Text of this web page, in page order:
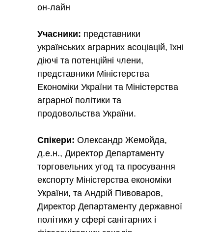
он-лайн
Учасники: представники
українських аграрних асоціацій, їхні
діючі та потенційні члени,
представники Міністерства
Економіки України та Міністерства
аграрної політики та
продовольства України.
Спікери: Олександр Жемойда,
д.е.н., Директор Департаменту
торговельних угод та просування
експорту Міністерства економіки
України, та Андрій Пивоваров,
Директор Департаменту державної
політики у сфері санітарних і